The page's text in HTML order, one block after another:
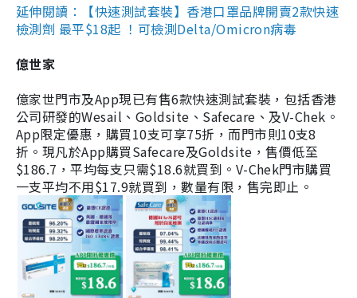
延伸閱讀：【快速測試套裝】香港口罩品牌開賣2款快速
檢測劑 最平$18起 ！可檢測Delta/Omicron病毒
億世家
億家世門市及App現已有售6款快速測試套裝，包括香港
公司研發的Wesail、Goldsite、Safecare、及V-Chek。
App限定優惠，購買10支可享75折，而門市則10支8
折。現凡於App購買Safecare及Goldsite，售價低至
$186.7，平均每支只需$18.6就買到。V-Chek門市購買
一支平均不用$17.9就買到，數量有限，售完即止。